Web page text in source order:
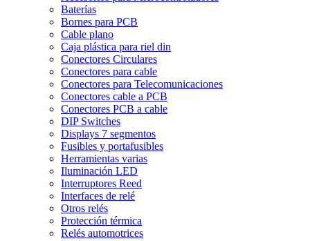
Baterías
Bornes para PCB
Cable plano
Caja plástica para riel din
Conectores Circulares
Conectores para cable
Conectores para Telecomunicaciones
Conectores cable a PCB
Conectores PCB a cable
DIP Switches
Displays 7 segmentos
Fusibles y portafusibles
Herramientas varias
Iluminación LED
Interruptores Reed
Interfaces de relé
Otros relés
Protección térmica
Relés automotrices